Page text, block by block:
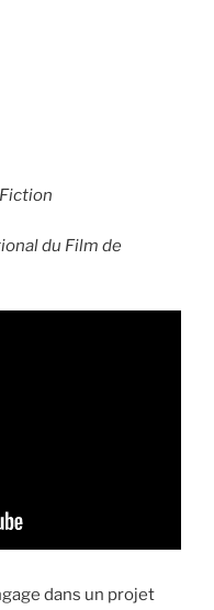
du Film de
dans un projet